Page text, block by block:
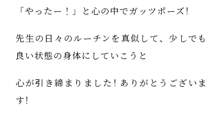
「やったー！」と心の中でガッツポーズ!
先生の日々のルーチンを真似して、少しでも
良い状態の身体にしていこうと
心が引き締まりました! ありがとうございま
す!